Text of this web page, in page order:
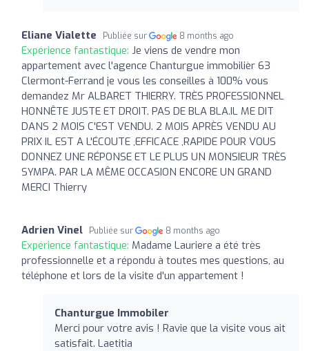
Eliane Vialette Publiée sur 8 months ago
Expérience fantastique: Je viens de vendre mon
appartement avec l'agence Chanturgue immobilièr 63
Clermont-Ferrand je vous les conseilles à 100% vous
demandez Mr ALBARET THIERRY. TRÈS PROFESSIONNEL
HONNÊTE JUSTE ET DROIT. PAS DE BLA BLA.IL ME DIT
DANS 2 MOIS C'EST VENDU. 2 MOIS APRÈS VENDU AU
PRIX IL EST A L'ÉCOUTE ,EFFICACE ,RAPIDE POUR VOUS
DONNEZ UNE RÉPONSE ET LE PLUS UN MONSIEUR TRÈS
SYMPA. PAR LA MÊME OCCASION ENCORE UN GRAND
MERCI Thierry
Adrien Vinel Publiée sur 8 months ago
Expérience fantastique: Madame Lauriere a été très
professionnelle et a répondu à toutes mes questions, au
téléphone et lors de la visite d'un appartement !
Chanturgue Immobiler
Merci pour votre avis ! Ravie que la visite vous ait
satisfait. Laetitia